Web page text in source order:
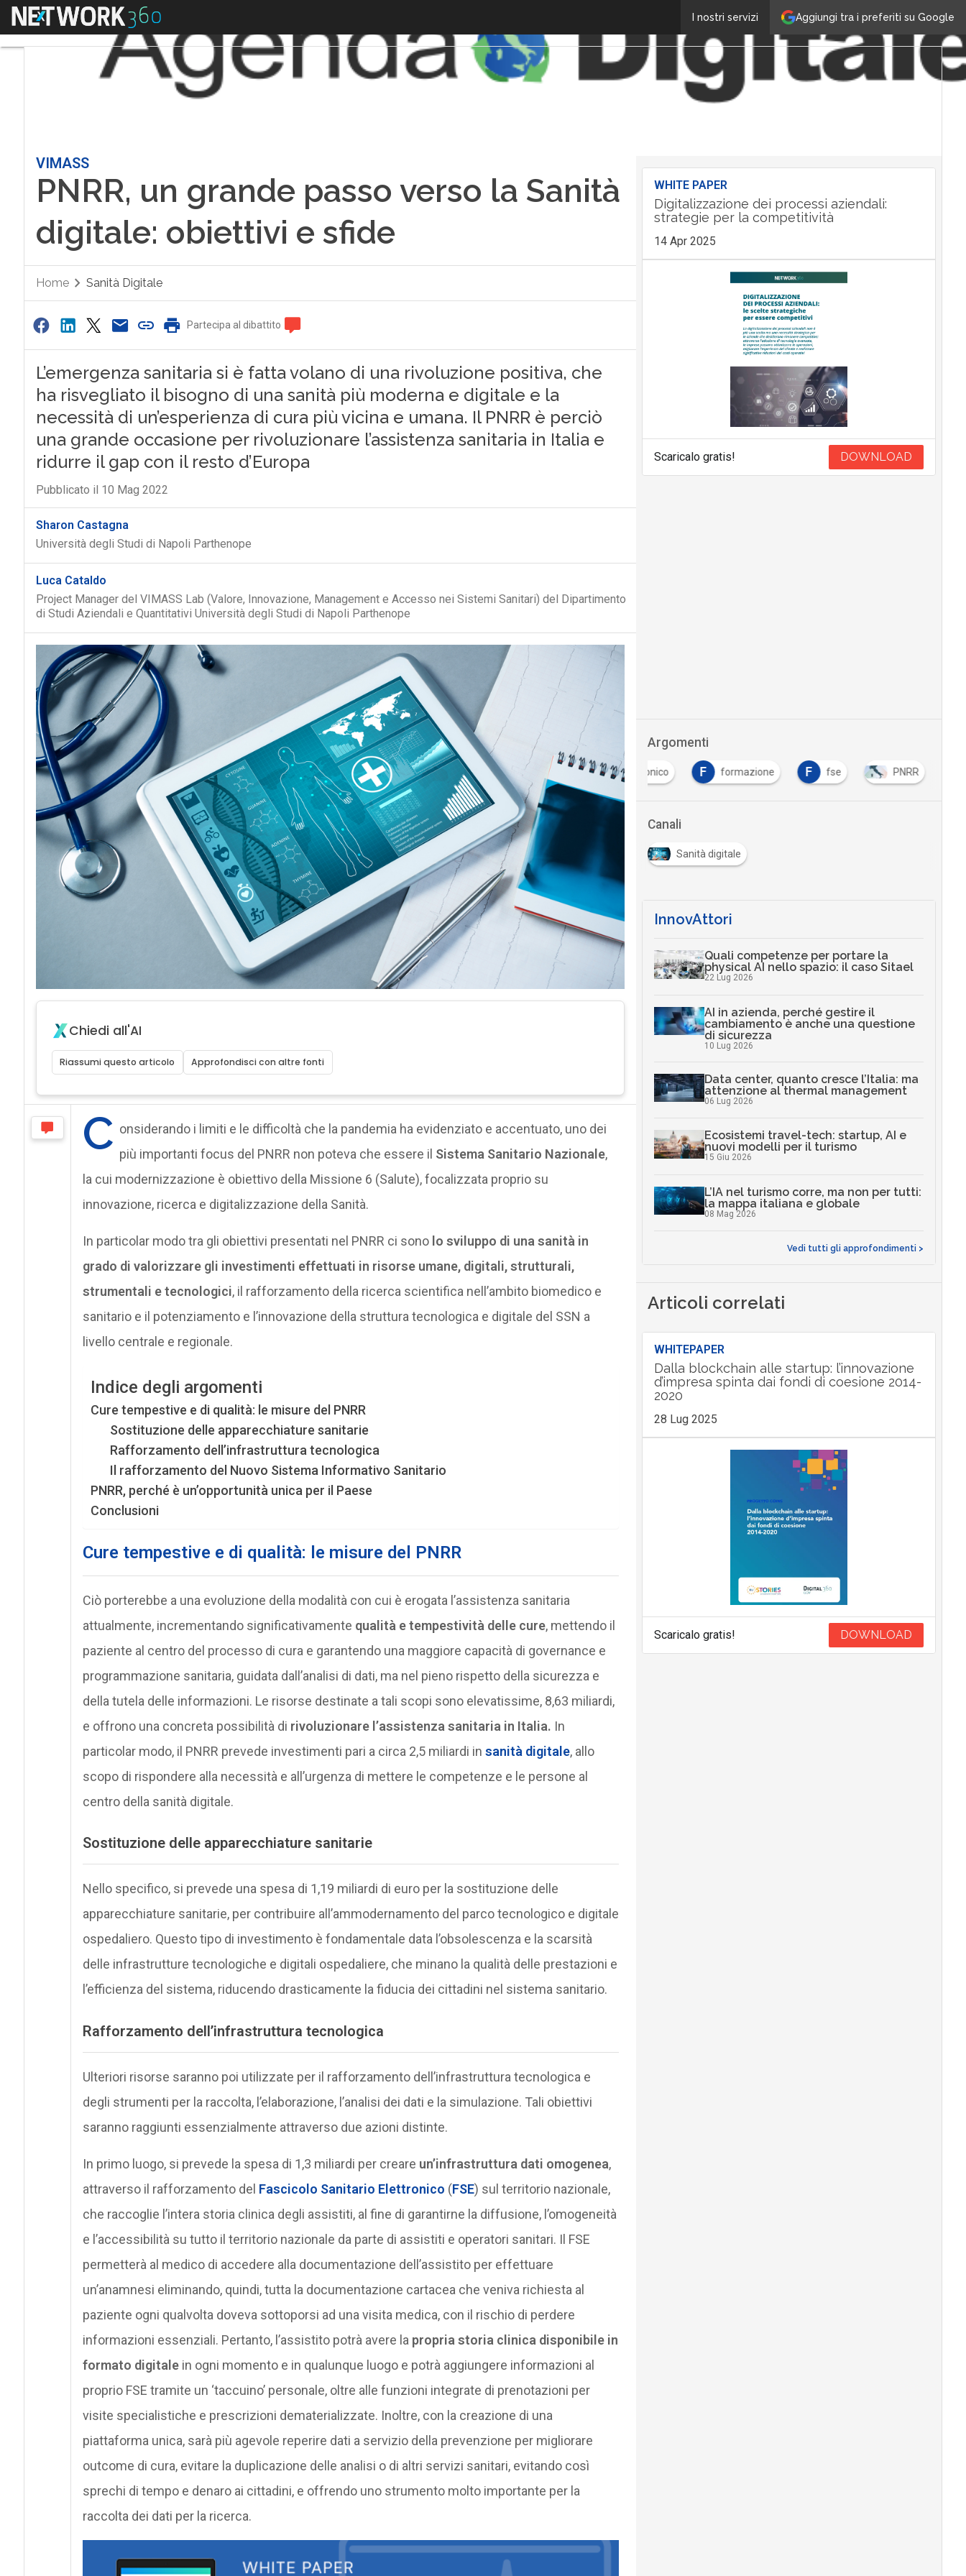
Aggiungi tra i preferiti su Google
I nostri servizi
Menu
VIMASS
PNRR, un grande passo verso la Sanità
digitale: obiettivi e sfide
Home Sanità Digitale
Partecipa al dibattito
L’emergenza sanitaria si è fatta volano di una rivoluzione positiva, che
ha risvegliato il bisogno di una sanità più moderna e digitale e la
necessità di un’esperienza di cura più vicina e umana. Il PNRR è perciò
una grande occasione per rivoluzionare l’assistenza sanitaria in Italia e
ridurre il gap con il resto d’Europa
Pubblicato il 10 Mag 2022
Sharon Castagna
Università degli Studi di Napoli Parthenope
Luca Cataldo
Project Manager del VIMASS Lab (Valore, Innovazione, Management e Accesso nei Sistemi Sanitari) del Dipartimento
di Studi Aziendali e Quantitativi Università degli Studi di Napoli Parthenope
Chiedi all'AI
Riassumi questo articolo Approfondisci con altre fonti
C onsiderando i limiti e le difficoltà che la pandemia ha evidenziato e accentuato, uno dei
più importanti focus del PNRR non poteva che essere il Sistema Sanitario Nazionale,
la cui modernizzazione è obiettivo della Missione 6 (Salute), focalizzata proprio su
innovazione, ricerca e digitalizzazione della Sanità.
In particolar modo tra gli obiettivi presentati nel PNRR ci sono lo sviluppo di una sanità in
grado di valorizzare gli investimenti effettuati in risorse umane, digitali, strutturali,
strumentali e tecnologici, il rafforzamento della ricerca scientifica nell’ambito biomedico e
sanitario e il potenziamento e l’innovazione della struttura tecnologica e digitale del SSN a
livello centrale e regionale.
Indice degli argomenti
Cure tempestive e di qualità: le misure del PNRR
Sostituzione delle apparecchiature sanitarie
Rafforzamento dell’infrastruttura tecnologica
Il rafforzamento del Nuovo Sistema Informativo Sanitario
PNRR, perché è un’opportunità unica per il Paese
Conclusioni
Cure tempestive e di qualità: le misure del PNRR
Ciò porterebbe a una evoluzione della modalità con cui è erogata l’assistenza sanitaria
attualmente, incrementando significativamente qualità e tempestività delle cure, mettendo il
paziente al centro del processo di cura e garantendo una maggiore capacità di governance e
programmazione sanitaria, guidata dall’analisi di dati, ma nel pieno rispetto della sicurezza e
della tutela delle informazioni. Le risorse destinate a tali scopi sono elevatissime, 8,63 miliardi,
e offrono una concreta possibilità di rivoluzionare l’assistenza sanitaria in Italia. In
particolar modo, il PNRR prevede investimenti pari a circa 2,5 miliardi in sanità digitale, allo
scopo di rispondere alla necessità e all’urgenza di mettere le competenze e le persone al
centro della sanità digitale.
Sostituzione delle apparecchiature sanitarie
Nello specifico, si prevede una spesa di 1,19 miliardi di euro per la sostituzione delle
apparecchiature sanitarie, per contribuire all’ammodernamento del parco tecnologico e digitale
ospedaliero. Questo tipo di investimento è fondamentale data l’obsolescenza e la scarsità
delle infrastrutture tecnologiche e digitali ospedaliere, che minano la qualità delle prestazioni e
l’efficienza del sistema, riducendo drasticamente la fiducia dei cittadini nel sistema sanitario.
Rafforzamento dell’infrastruttura tecnologica
Ulteriori risorse saranno poi utilizzate per il rafforzamento dell’infrastruttura tecnologica e
degli strumenti per la raccolta, l’elaborazione, l’analisi dei dati e la simulazione. Tali obiettivi
saranno raggiunti essenzialmente attraverso due azioni distinte.
In primo luogo, si prevede la spesa di 1,3 miliardi per creare un’infrastruttura dati omogenea,
attraverso il rafforzamento del Fascicolo Sanitario Elettronico (FSE) sul territorio nazionale,
che raccoglie l’intera storia clinica degli assistiti, al fine di garantirne la diffusione, l’omogeneità
e l’accessibilità su tutto il territorio nazionale da parte di assistiti e operatori sanitari. Il FSE
permetterà al medico di accedere alla documentazione dell’assistito per effettuare
un’anamnesi eliminando, quindi, tutta la documentazione cartacea che veniva richiesta al
paziente ogni qualvolta doveva sottoporsi ad una visita medica, con il rischio di perdere
informazioni essenziali. Pertanto, l’assistito potrà avere la propria storia clinica disponibile in
formato digitalein ogni momento e in qualunque luogo e potrà aggiungere informazioni al
proprio FSE tramite un ‘taccuino’ personale, oltre alle funzioni integrate di prenotazioni per
visite specialistiche e prescrizioni dematerializzate. Inoltre, con la creazione di una
piattaforma unica, sarà più agevole reperire dati a servizio della prevenzione per migliorare
outcome di cura, evitare la duplicazione delle analisi o di altri servizi sanitari, evitando così
sprechi di tempo e denaro ai cittadini, e offrendo uno strumento molto importante per la
raccolta dei dati per la ricerca.
WHITE PAPER
Digitalizzazione dei processi aziendali:
strategie per la competitività
14 Apr 2025
Scaricalo gratis! DOWNLOAD
Argomenti
fascicolo sanitario elettronico F formazione F fse PNRR
Canali
Sanità digitale
InnovAttori
Quali competenze per portare la
physical AI nello spazio: il caso Sitael
22 Lug 2026
AI in azienda, perché gestire il
cambiamento è anche una questione
di sicurezza
10 Lug 2026
Data center, quanto cresce l’Italia: ma
attenzione al thermal management
06 Lug 2026
Ecosistemi travel-tech: startup, AI e
nuovi modelli per il turismo
15 Giu 2026
L’IA nel turismo corre, ma non per tutti:
la mappa italiana e globale
08 Mag 2026
Vedi tutti gli approfondimenti >
Articoli correlati
WHITEPAPER
Dalla blockchain alle startup: l’innovazione
d’impresa spinta dai fondi di coesione 2014-
2020
28 Lug 2025
Scaricalo gratis! DOWNLOAD